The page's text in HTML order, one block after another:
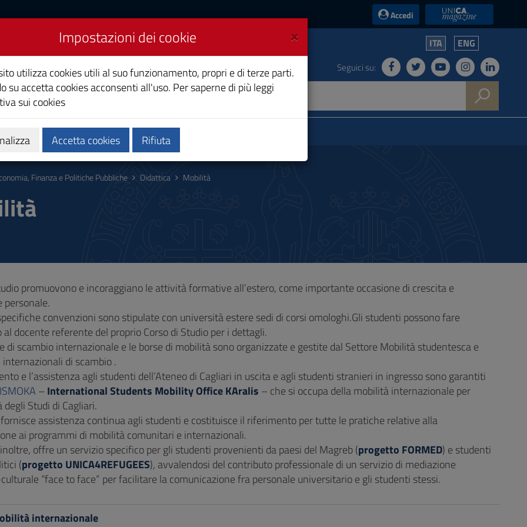
Accedi UniCA News
e Politiche Pubbliche
ITA ENG
Seguici su:
Calendari e orari Qualità e miglioramento
Finanza e Politiche Pubbliche Didattica Mobilità
promuovono e incoraggiano le attività formative all’estero, come importante occasione di crescita e
convenzioni sono stipulate con università estere sedi di corsi omologhi.Gli studenti possono fare
docente referente del proprio Corso di Studio per i dettagli.
di scambio internazionale e le borse di mobilità sono organizzate e gestite dal Settore Mobilità studentesca e
di scambio .
e l’assistenza agli studenti dell’Ateneo di Cagliari in uscita e agli studenti stranieri in ingresso sono garantiti
ISMOKA – International Students Mobility Office KAralis – che si occupa della mobilità internazionale per
degli Studi di Cagliari.
fornisce assistenza continua agli studenti e costituisce il riferimento per tutte le pratiche relative alla
ai programmi di mobilità comunitari e internazionali.
inoltre, offre un servizio specifico per gli studenti provenienti da paesi del Magreb (progetto FORMED) e studenti
(progetto UNICA4REFUGEES), avvalendosi del contributo professionale di un servizio di mediazione
“face to face” per facilitare la comunicazione fra personale universitario e gli studenti stessi.
internazionale
×
Impostazioni dei cookie
utilizza cookies utili al suo funzionamento, propri e di terze parti.
su accetta cookies acconsenti all'uso. Per saperne di più leggi
sui cookies
Accetta cookies Rifiuta